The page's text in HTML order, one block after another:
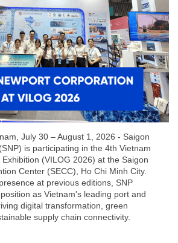
July 30 – August 1, 2026 - Saigon
is participating in the 4th Vietnam
(VILOG 2026) at the Saigon
Center (SECC), Ho Chi Minh City.
at previous editions, SNP
as Vietnam's leading port and
digital transformation, green
supply chain connectivity.